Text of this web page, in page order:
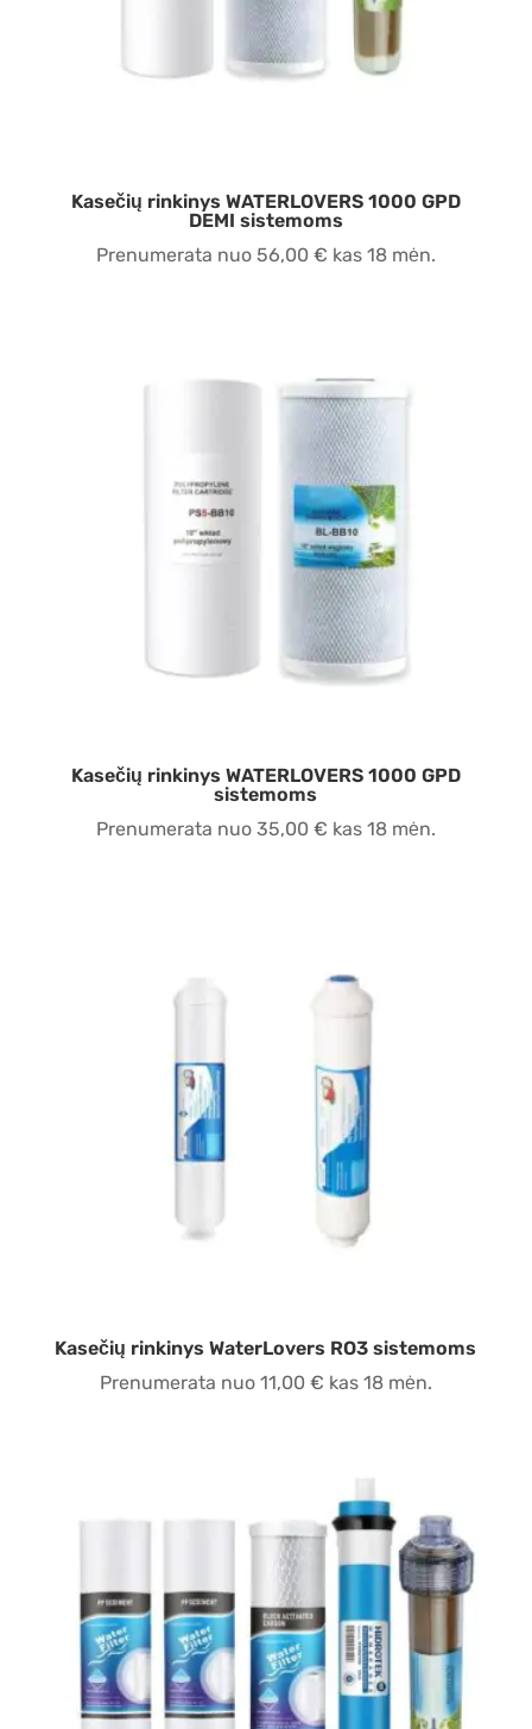
Kasečių rinkinys WATERLOVERS 1000 GPD
DEMI sistemoms
Prenumerata nuo 56,00 € kas 18 mėn.
Kasečių rinkinys WATERLOVERS 1000 GPD
sistemoms
Prenumerata nuo 35,00 € kas 18 mėn.
Kasečių rinkinys WaterLovers RO3 sistemoms
Prenumerata nuo 11,00 € kas 18 mėn.